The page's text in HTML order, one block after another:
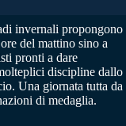
invernali propongono
del mattino sino a
pronti a dare
discipline dallo
Una giornata tutta da
di medaglia.